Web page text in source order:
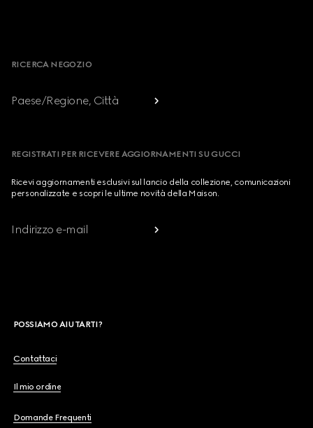
RICERCA NEGOZIO
Paese/Regione, Città
REGISTRATI PER RICEVERE AGGIORNAMENTI SU GUCCI
Ricevi aggiornamenti esclusivi sul lancio della collezione, comunicazioni
personalizzate e scopri le ultime novità della Maison.
Indirizzo e-mail
POSSIAMO AIUTARTI?
Contattaci
Il mio ordine
Domande Frequenti